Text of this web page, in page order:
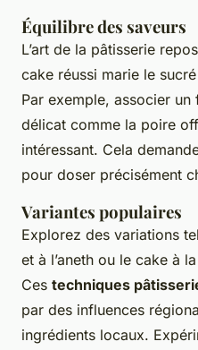
Équilibre des saveurs
L’art de la pâtisserie
cake réussi marie le
Par exemple, associer
délicat comme la poire
intéressant. Cela
pour doser précisément
Variantes populaires
Explorez des variations
et à l’aneth ou le cake à
Ces techniques
par des influences
ingrédients locaux.